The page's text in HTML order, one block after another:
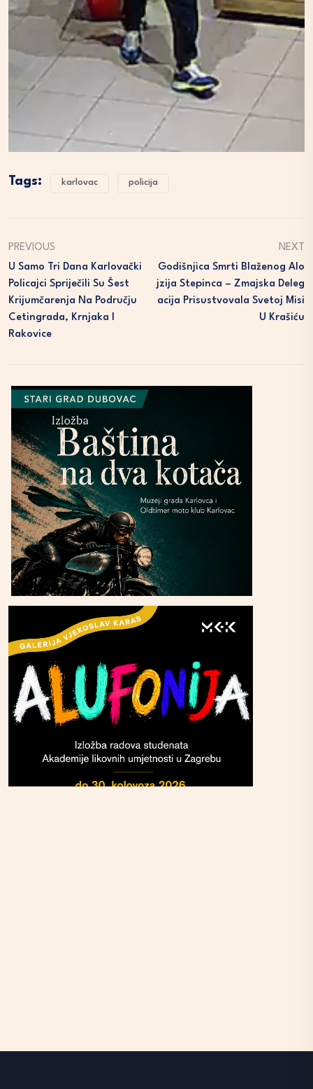
Tags: karlovac policija
PREVIOUS
U Samo Tri Dana Karlovački
Policajci Spriječili Su Šest
Krijumčarenja Na Području
Cetingrada, Krnjaka I
Rakovice
NEXT
Godišnjica Smrti Blaženog Alo
Jzija Stepinca – Zmajska Deleg
Acija Prisustvovala Svetoj Misi
U Krašiću